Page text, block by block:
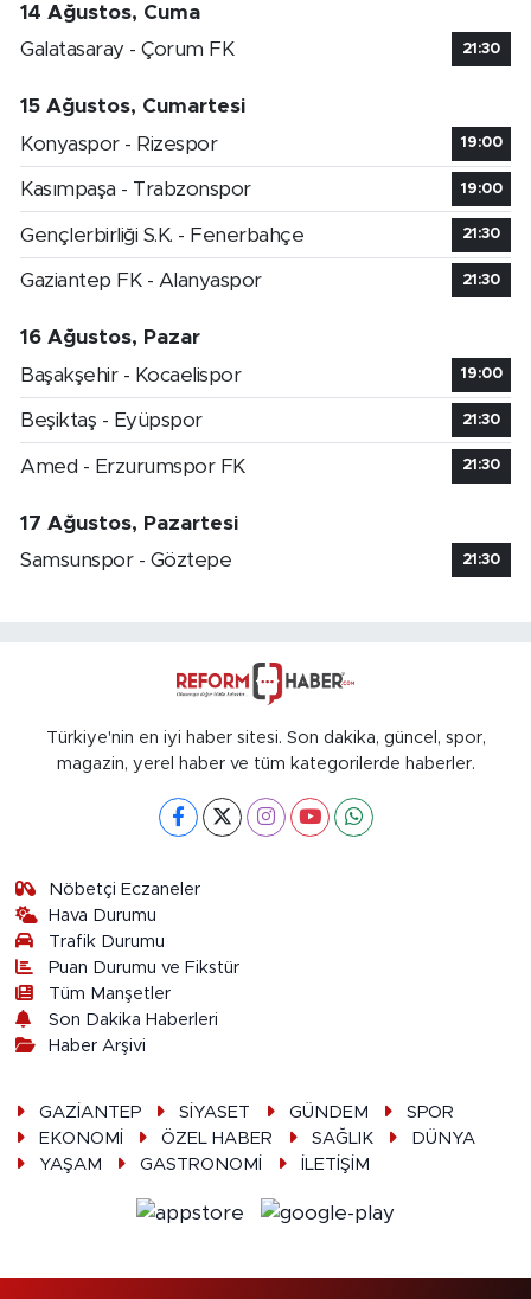
14 Ağustos, Cuma
Galatasaray - Çorum FK
21:30
15 Ağustos, Cumartesi
Konyaspor - Rizespor
19:00
Kasımpaşa - Trabzonspor 19:00
Gençlerbirliği S.K. - Fenerbahçe 21:30
Gaziantep FK - Alanyaspor 21:30
16 Ağustos, Pazar
Başakşehir - Kocaelispor
19:00
Beşiktaş - Eyüpspor 21:30
Amed - Erzurumspor FK 21:30
17 Ağustos, Pazartesi
Samsunspor - Göztepe
21:30
Türkiye'nin en iyi haber sitesi. Son dakika, güncel, spor,
magazin, yerel haber ve tüm kategorilerde haberler.
Nöbetçi Eczaneler
Hava Durumu
Trafik Durumu
Puan Durumu ve Fikstür
Tüm Manşetler
Son Dakika Haberleri
Haber Arşivi
GAZİANTEP SİYASET GÜNDEM
SPOR
EKONOMİ
ÖZEL HABER SAĞLIK
DÜNYA
YAŞAM
GASTRONOMİ İLETİŞİM